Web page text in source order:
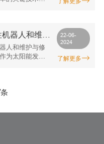
续发挥其在提
降低成本和减
重要作用，为
展贡献力量。
器人和维护
器人介绍
人和维护与修
为太阳能发电
用将在未来继
22-06-
2024
了解更多
条